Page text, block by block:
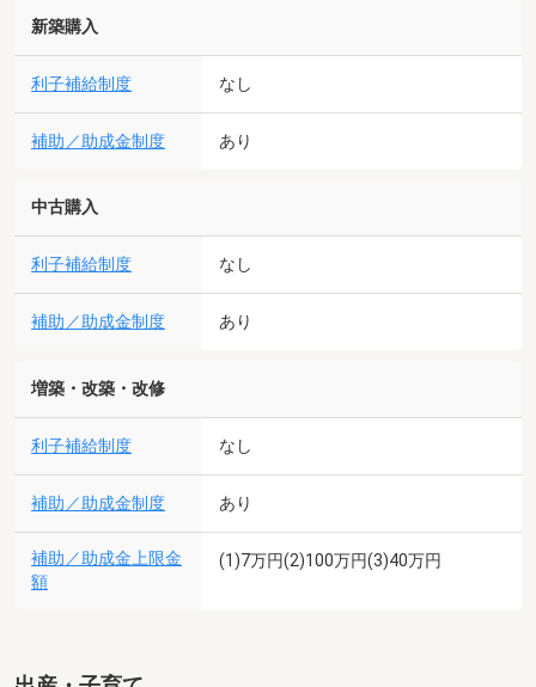
新築購入
利子補給制度 なし
補助／助成金制度 あり
中古購入
利子補給制度 なし
補助／助成金制度 あり
増築・改築・改修
利子補給制度 なし
補助／助成金制度 あり
補助／助成金上限金
額
(1)7万円(2)100万円(3)40万円